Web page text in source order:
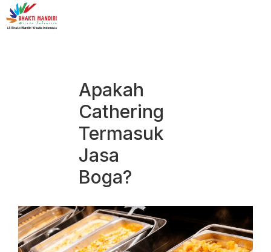
Apakah
Cathering
Termasuk
Jasa
Boga?